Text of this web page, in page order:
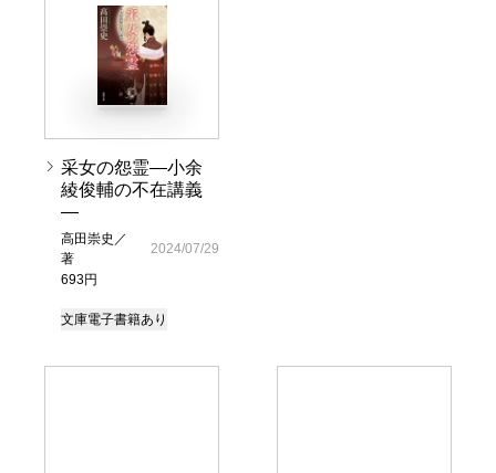
采女の怨霊―小余
綾俊輔の不在講義
―
高田崇史／
著
693円
2024/07/29
文庫電子書籍あり